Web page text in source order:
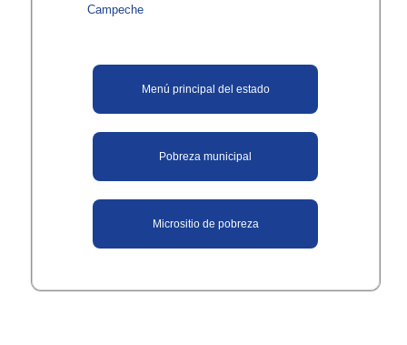
Campeche
​Menú principal del estado
Pobreza municipal
​Micrositi​o de pobreza​